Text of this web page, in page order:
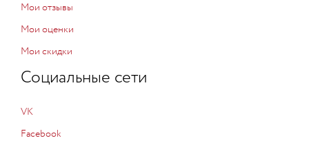
Мои отзывы
Мои оценки
Мои скидки
Социальные сети
VK
Facebook